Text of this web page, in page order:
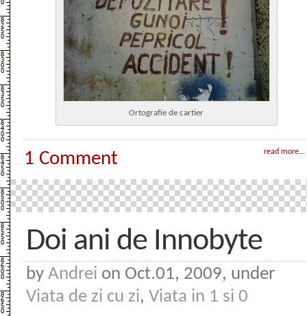
Ortografie de cartier
read more...
1 Comment
Doi ani de Innobyte
by Andrei on Oct.01, 2009, under
Viata de zi cu zi, Viata in 1 si 0